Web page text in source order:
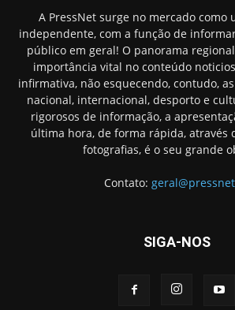
A PressNet surge no mercado como
independente, com a função de
público em geral! O panorama
importância vital no conteúdo
infirmativa, não esquecendo, contudo,
nacional, internacional, desporto e
rigorosos de informação, a
última hora, de forma rápida, através
fotografias, é o seu grande
Contato:
SIGA-NOS